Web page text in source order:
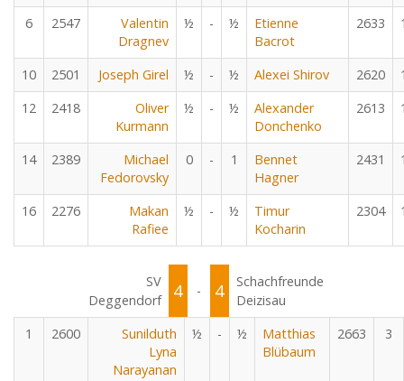
6 2547
Valentin
Dragnev
½ - ½
Etienne
Bacrot
2633
10 2501 Joseph Girel ½ - ½ Alexei Shirov 2620
12
2418
Oliver
Kurmann
½ - ½
Alexander
Donchenko
2613
14 2389
Michael
Fedorovsky
0 - 1
Bennet
Hagner
2431
16 2276
Makan
Rafiee
½ - ½
Timur
Kocharin
2304
SV
Deggendorf
4 - 4
Schachfreunde
Deizisau
1
2600
Sunilduth
Lyna
Narayanan
½ - ½
Matthias
Blübaum
2663 3